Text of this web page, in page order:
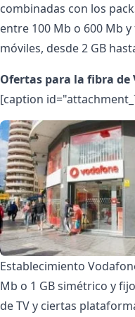
combinadas con los
entre 100 Mb o 600 Mb
móviles, desde 2 GB
Ofertas para la fibra de
[caption
Establecimiento
Mb o 1 GB simétrico y
de TV y ciertas